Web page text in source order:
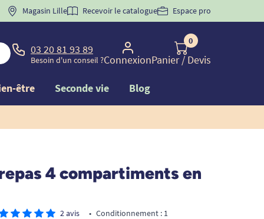
BIENVENUE" pourla 1ère commande d'incontinence
Magasin Lille Recevoir le catalogue Espace pro
03 20 81 93 89
Besoin d'un conseil ?Connexion
0
Panier/ Devis
être Seconde vie Blog
4 compartiments en
2 avis • Conditionnement : 1